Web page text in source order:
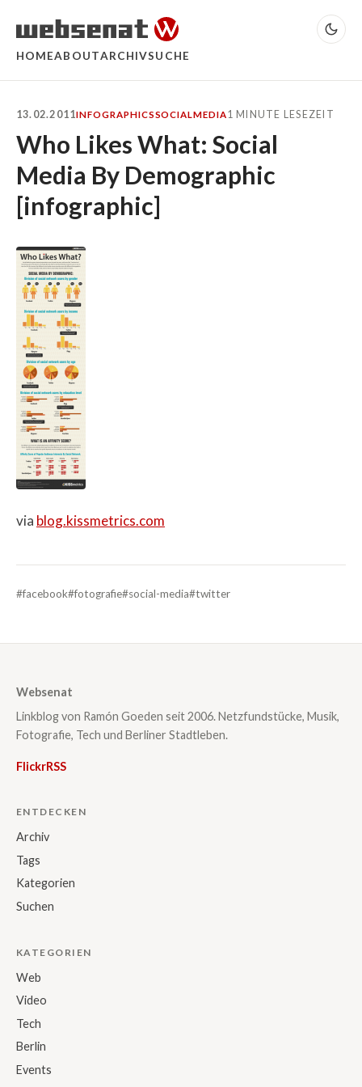
HOMEABOUTARCHIVSUCHE
13.02.2011INFOGRAPHICSSOCIALMEDIA1 MINUTE LESEZEIT
Who Likes What: Social
Media By Demographic
[infographic]
via blog.kissmetrics.com
#facebook#fotografie#social-media#twitter
Websenat
Linkblog von Ramón Goeden seit 2006. Netzfundstücke, Musik,
Fotografie, Tech und Berliner Stadtleben.
FlickrRSS
ENTDECKEN
Archiv
Tags
Kategorien
Suchen
KATEGORIEN
Web
Video
Tech
Berlin
Events